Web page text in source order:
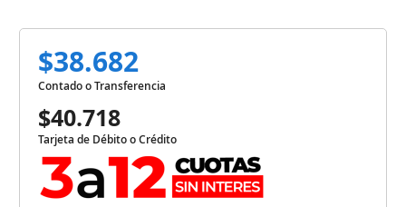
$38.682
Contado o Transferencia
$40.718
Tarjeta de Débito o Crédito